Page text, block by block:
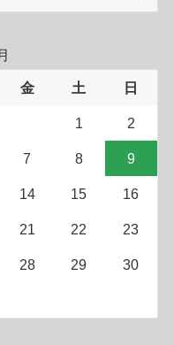
金 土 日
1 2
7 8 9
14 15 16
21 22 23
28 29 30